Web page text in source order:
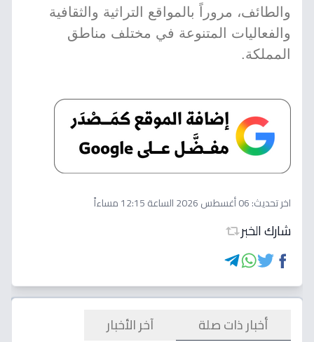
والطائف، مروراً بالمواقع التراثية والثقافية
والفعاليات المتنوعة في مختلف مناطق
المملكة.
اخر تحديث:06 أغسطس 2026 الساعة 12:15 مساءاً
شارك الخبر
أخبار ذات صلة آخر الأخبار